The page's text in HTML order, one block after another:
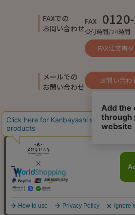
FAXでの
お問い合わせ
FAX
受付時間/24時間
FAX注文書
メールでの
お問い合わせ
お問い合わ
ご利用ガイドよくあるご質問
会社概要
ご利用規約